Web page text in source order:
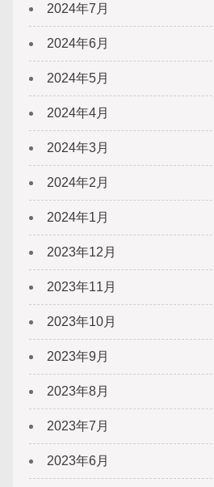
2024年7月
2024年6月
2024年5月
2024年4月
2024年3月
2024年2月
2024年1月
2023年12月
2023年11月
2023年10月
2023年9月
2023年8月
2023年7月
2023年6月